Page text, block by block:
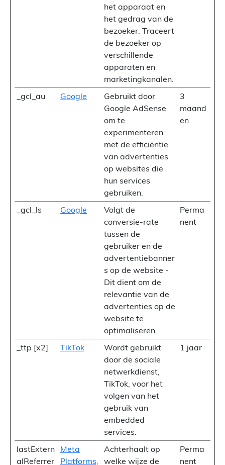
het apparaat en
het gedrag van de
bezoeker. Traceert
de bezoeker op
verschillende
apparaten en
marketingkanalen.
_gcl_au Google
Gebruikt door
Google AdSense
om te
experimenteren
met de efficiëntie
van advertenties
op websites die
hun services
gebruiken.
3
maand
en
_gcl_ls Google
Volgt de
conversie-rate
tussen de
gebruiker en de
advertentiebanner
s op de website -
Dit dient om de
relevantie van de
advertenties op de
website te
optimaliseren.
Perma
nent
_ttp [x2] TikTok
Wordt gebruikt
door de sociale
netwerkdienst,
TikTok, voor het
volgen van het
gebruik van
embedded
services.
1 jaar
lastExtern
alReferrer
Meta
Platforms,
Achterhaalt op
welke wijze de
Perma
nent